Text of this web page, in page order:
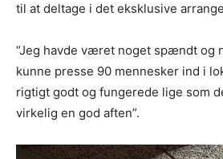
til at deltage i det eksklusive
“Jeg havde været noget spændt og
kunne presse 90 mennesker ind i
rigtigt godt og fungerede lige som
virkelig en god aften”.